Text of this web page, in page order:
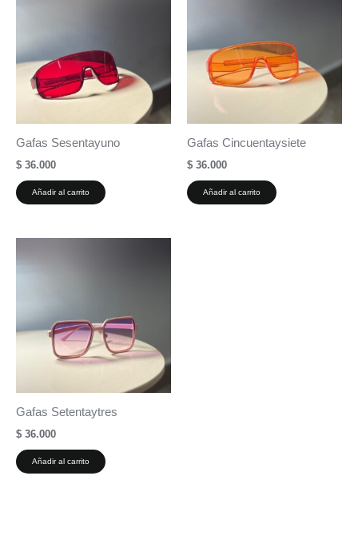
Gafas Sesentayuno
$ 36.000
Añadir al carrito
Gafas Cincuentaysiete
$ 36.000
Añadir al carrito
Gafas Setentaytres
$ 36.000
Añadir al carrito